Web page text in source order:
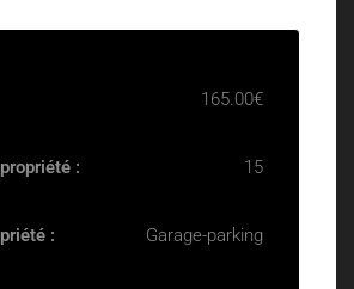
165.00€
: 15
: Garage-parking